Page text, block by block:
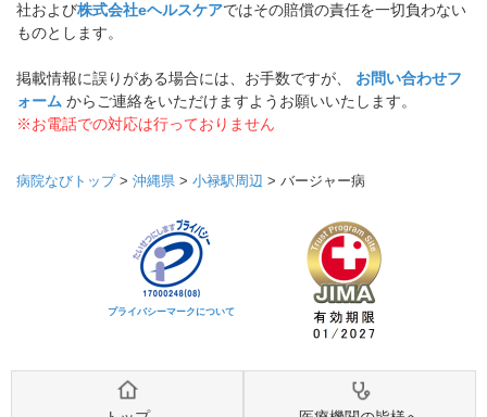
社および株式会社eヘルスケアではその賠償の責任を一切負わない
ものとします。
掲載情報に誤りがある場合には、お手数ですが、 お問い合わせフ
ォーム からご連絡をいただけますようお願いいたします。
※お電話での対応は行っておりません
病院なびトップ> 沖縄県 > 小禄駅周辺 > バージャー病
プライバシーマークについて